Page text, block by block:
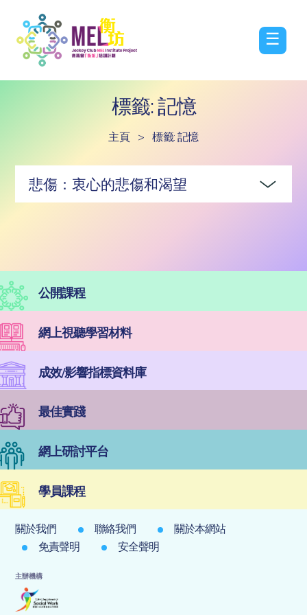
☰
標籤: 記憶
主頁 > 標籤: 記憶
悲傷：衷心的悲傷和渴望
公開課程
網上視聽學習材料
成效/影響指標資料庫
最佳實踐
網上研討平台
學員課程
關於我們 聯絡我們
關於本網站
免責聲明
安全聲明
主辦機構